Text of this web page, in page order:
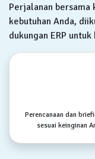
Perjalanan bersama
kebutuhan Anda,
dukungan ERP
Perencanaan dan
sesuai keinginan